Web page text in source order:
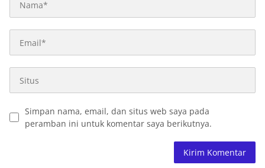
Simpan nama, email, dan situs web saya pada
peramban ini untuk komentar saya berikutnya.